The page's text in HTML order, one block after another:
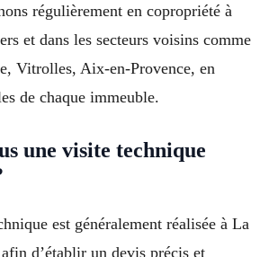
régulièrement en copropriété à
et dans les secteurs voisins comme
Vitrolles, Aix-en-Provence, en
de chaque immeuble.
une visite technique
est généralement réalisée à La
d’établir un devis précis et